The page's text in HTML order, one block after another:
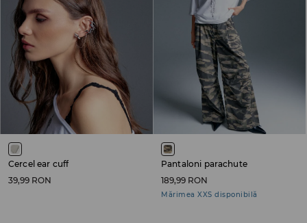
Cercel ear cuff
39,99 RON
Pantaloni parachute
189,99 RON
Mărimea XXS disponibilă